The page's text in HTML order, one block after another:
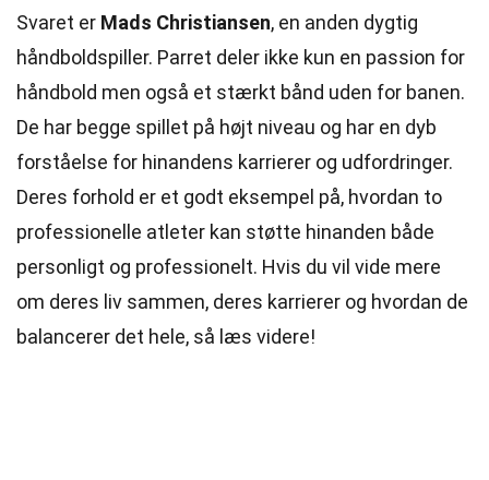
Svaret er Mads Christiansen, en anden dygtig
håndboldspiller. Parret deler ikke kun en passion for
håndbold men også et stærkt bånd uden for banen.
De har begge spillet på højt niveau og har en dyb
forståelse for hinandens karrierer og udfordringer.
Deres forhold er et godt eksempel på, hvordan to
professionelle atleter kan støtte hinanden både
personligt og professionelt. Hvis du vil vide mere
om deres liv sammen, deres karrierer og hvordan de
balancerer det hele, så læs videre!